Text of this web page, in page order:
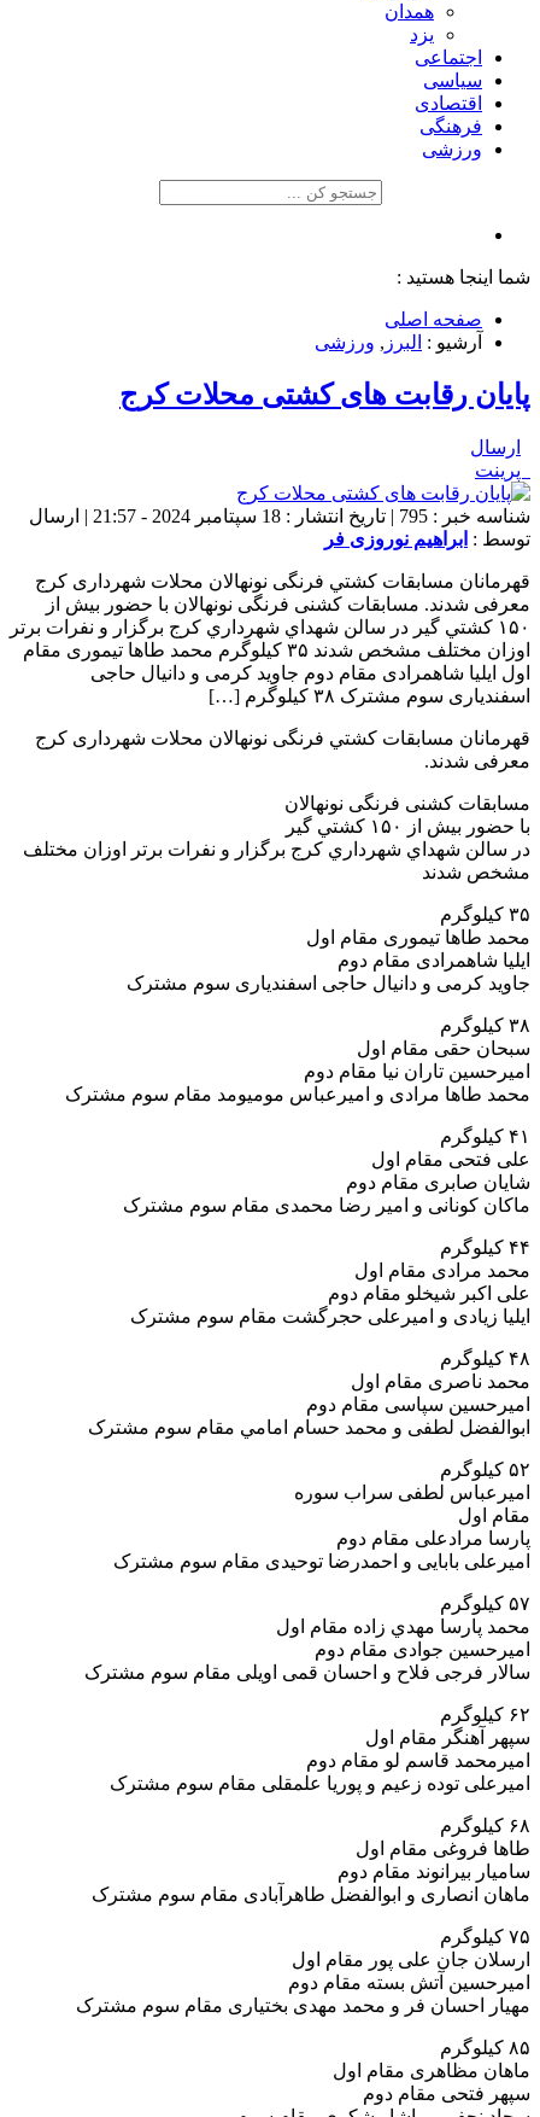
همدان
یزد
اجتماعی
سیاسی
اقتصادی
فرهنگی
ورزشی
شما اینجا هستید :
صفحه اصلی
آرشیو : البرز , ورزشی
پایان رقابت های کشتی محلات کرج
ارسال
پرینت
شناسه خبر : 795 | تاریخ انتشار : 18 سپتامبر 2024 - 21:57 | ارسال
توسط : ابراهیم نوروزی فر
قهرمانان مسابقات کشتي فرنگی نونهالان محلات شهرداری کرج
معرفی شدند. مسابقات کشنی فرنگی نونهالان با حضور بیش از
۱۵۰ کشتي گیر در سالن شهداي شهرداري کرج برگزار و نفرات برتر
اوزان مختلف مشخص شدند ۳۵ کیلوگرم محمد طاها تیموری مقام
اول ايليا شاهمرادی مقام دوم جاوید کرمی و دانیال حاجی
اسفندیاری سوم مشترک ۳۸ کیلوگرم […]
قهرمانان مسابقات کشتي فرنگی نونهالان محلات شهرداری کرج
معرفی شدند.
مسابقات کشنی فرنگی نونهالان
با حضور بیش از ۱۵۰ کشتي گیر
در سالن شهداي شهرداري کرج برگزار و نفرات برتر اوزان مختلف
مشخص شدند
۳۵ کیلوگرم
محمد طاها تیموری مقام اول
ايليا شاهمرادی مقام دوم
جاوید کرمی و دانیال حاجی اسفندیاری سوم مشترک
۳۸ کیلوگرم
سبحان حقی مقام اول
امیرحسین تاران نیا مقام دوم
محمد طاها مرادی و امیرعباس مومیومد مقام سوم مشترک
۴۱ کیلوگرم
علی فتحی مقام اول
شایان صابری مقام دوم
ماکان کونانی و امير رضا محمدی مقام سوم مشترک
۴۴ کیلوگرم
محمد مرادی مقام اول
علی اکبر شیخلو مقام دوم
ایلیا زیادی و امیرعلی حجرگشت مقام سوم مشترک
۴۸ کیلوگرم
محمد ناصری مقام اول
امیرحسین سپاسی مقام دوم
ابوالفضل لطفی و محمد حسام امامي مقام سوم مشترک
۵۲ کیلوگرم
امیرعباس لطفی سراب سوره
مقام اول
پارسا مرادعلی مقام دوم
امیرعلی بابایی و احمدرضا توحیدی مقام سوم مشترک
۵۷ کیلوگرم
محمد پارسا مهدي زاده مقام اول
امیرحسین جوادی مقام دوم
سالار فرجی فلاح و احسان قمی اویلی مقام سوم مشترک
۶۲ کیلوگرم
سپهر آهنگر مقام اول
امیرمحمد قاسم لو مقام دوم
امیرعلی توده زعیم و پوريا علمقلی مقام سوم مشترک
۶۸ کیلوگرم
طاها فروغی مقام اول
سامیار بیرانوند مقام دوم
ماهان انصاری و ابوالفضل طاهرآبادی مقام سوم مشترک
۷۵ کیلوگرم
ارسلان جان علی پور مقام اول
امیرحسین آتش بسته مقام دوم
مهیار احسان فر و محمد مهدی بختیاری مقام سوم مشترک
۸۵ کیلوگرم
ماهان مظاهری مقام اول
سپهر فتحی مقام دوم